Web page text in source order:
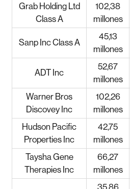
Grab Holding Ltd
Class A
102,38
millones
Sanp Inc Class A
45,13
millones
ADT Inc
52,67
millones
Warner Bros
Discovey Inc
102,26
millones
Hudson Pacific
Properties Inc
42,75
millones
Taysha Gene
Therapies Inc
66,27
millones
35,86